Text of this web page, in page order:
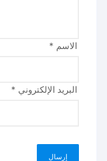
الاسم *
البريد الإلكتروني *